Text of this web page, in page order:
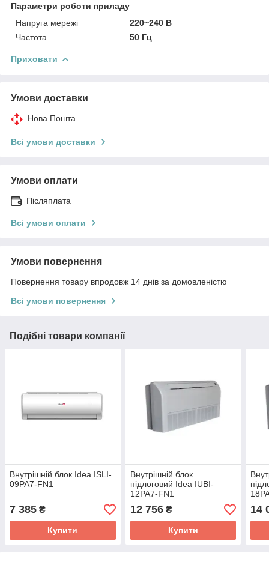
Параметри роботи приладу
Напруга мережі
220~240 В
Частота
50 Гц
Приховати
Умови доставки
Нова Пошта
Всі умови доставки
Умови оплати
Післяплата
Всі умови оплати
Умови повернення
Повернення товару впродовж 14 днів за домовленістю
Всі умови повернення
Подібні товари компанії
Внутрішній блок Idea ISLI-
09PA7-FN1
7 385 ₴
Купити
Внутрішній блок
підлоговий Idea IUBI-
12PA7-FN1
12 756₴
Купити
14